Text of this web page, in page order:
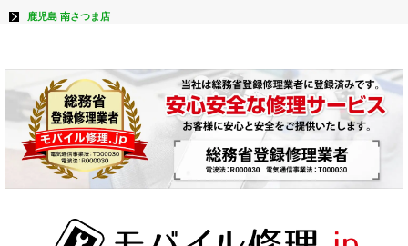
鹿児島 南さつま店